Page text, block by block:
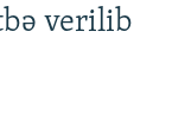
verilib